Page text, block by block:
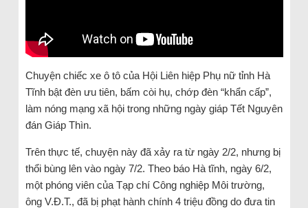
Chuyện chiếc xe ô tô của Hội Liên hiệp Phụ nữ tỉnh Hà
Tĩnh bật đèn ưu tiên, bấm còi hụ, chớp đèn “khẩn cấp”,
làm nóng mạng xã hội trong những ngày giáp Tết Nguyên
đán Giáp Thìn.
Trên thực tế, chuyện này đã xảy ra từ ngày 2/2, nhưng bị
thổi bùng lên vào ngày 7/2. Theo báo Hà tĩnh, ngày 6/2,
một phóng viên của Tạp chí Công nghiệp Môi trường,
ông V.Đ.T., đã bị phạt hành chính 4 triệu đồng do đưa tin